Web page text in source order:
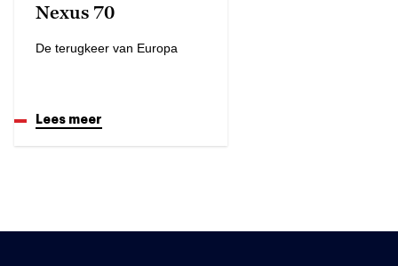
Nexus 70
De terugkeer van Europa
Lees meer